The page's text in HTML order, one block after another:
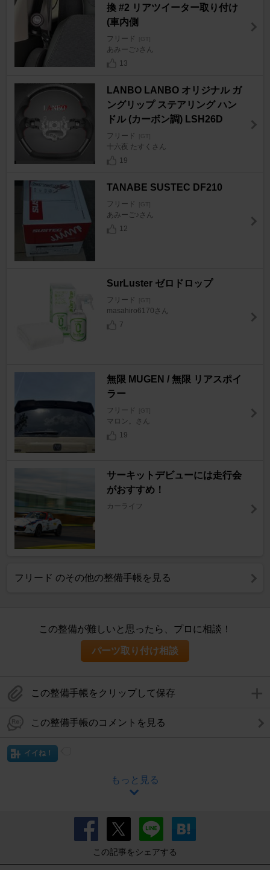
換 #2 リアツイーター取り付け
(車内側
フリード [GT]
あみーご♪さん
13
LANBO LANBO オリジナル ガ
ングリップ ステアリング ハン
ドル (カーボン調) LSH26D
フリード [GT]
十六夜 たすくさん
19
TANABE SUSTEC DF210
フリード [GT]
あみーご♪さん
12
SurLuster ゼロドロップ
フリード [GT]
masahiro6170さん
7
無限 MUGEN / 無限 リアスポイ
ラー
フリード [GT]
マロン。さん
19
サーキットデビューには走行会
がおすすめ！
カーライフ
フリード のその他の整備手帳を見る
この整備が難しいと思ったら、プロに相談！
パーツ取り付け相談
この整備手帳をクリップして保存
この整備手帳のコメントを見る
イイね！
もっと見る
この記事をシェアする